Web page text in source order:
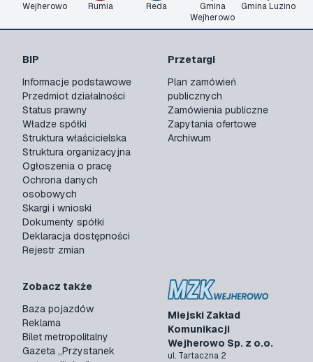
Wejherowo Rumia Reda
Gmina
Wejherowo
Gmina Luzino
Miejski Zakład
Komunikacji
Wejherowo Sp. z o.o.
ul. Tartaczna 2
BIP
Informacje podstawowe
Przedmiot działalności
Status prawny
Władze spółki
Struktura właścicielska
Struktura organizacyjna
Ogłoszenia o pracę
Ochrona danych
osobowych
Skargi i wnioski
Dokumenty spółki
Deklaracja dostępności
Rejestr zmian
Przetargi
Plan zamówień
publicznych
Zamówienia publiczne
Zapytania ofertowe
Archiwum
Zobacz także
Baza pojazdów
Reklama
Bilet metropolitalny
Gazeta „Przystanek